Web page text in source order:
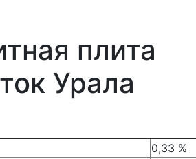
плита
Урала
0,33 %